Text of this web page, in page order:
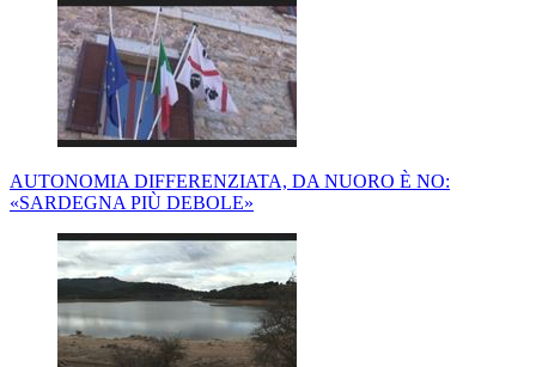
AUTONOMIA DIFFERENZIATA, DA NUORO È NO:
«SARDEGNA PIÙ DEBOLE»